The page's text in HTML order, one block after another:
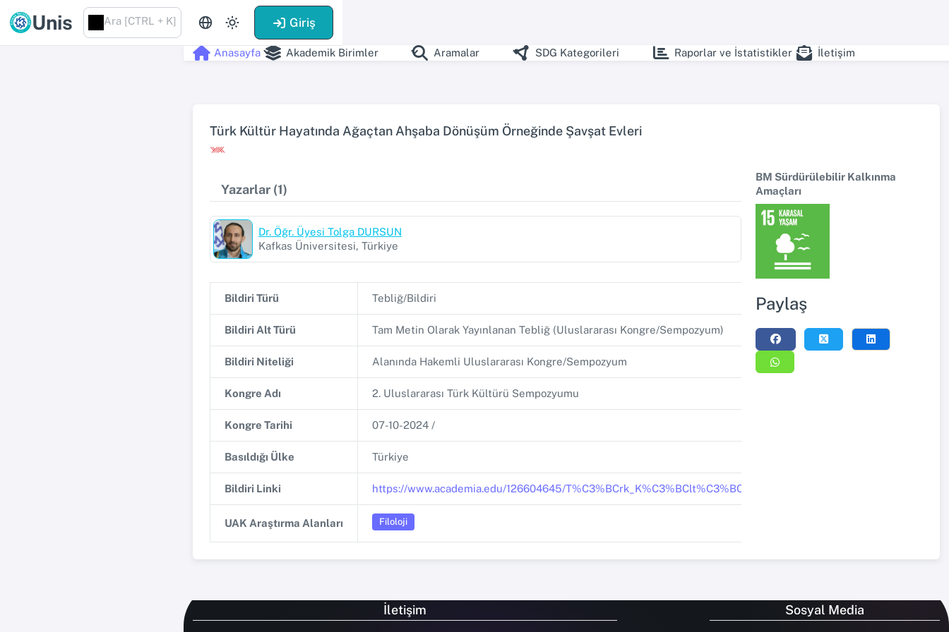
Unis Ara [CTRL + K] Giriş
Anasayfa Akademik Birimler Aramalar SDG Kategorileri Raporlar ve İstatistikler İletişim
Türk Kültür Hayatında Ağaçtan Ahşaba Dönüşüm Örneğinde Şavşat Evleri
Yazarlar (1)
Dr. Öğr. Üyesi Tolga DURSUN
Kafkas Üniversitesi, Türkiye
Bildiri Türü Tebliğ/Bildiri Bildiri Dili
Bildiri Alt Türü Tam Metin Olarak Yayınlanan Tebliğ (Uluslararası Kongre/Sempozyum)
Bildiri Niteliği Alanında Hakemli Uluslararası Kongre/Sempozyum
Kongre Adı 2. Uluslararası Türk Kültürü Sempozyumu
Kongre Tarihi 07-10-2024 /
Basıldığı Ülke Türkiye
Bildiri Linki https://www.academia.edu/126604645/
UAK Araştırma Alanları Filoloji
BM Sürdürülebilir Kalkınma
Amaçları
Paylaş
İletişim Sosyal Media